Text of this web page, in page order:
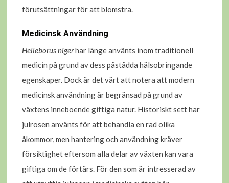
förutsättningar för att blomstra.
Medicinsk Användning
Helleborus nigerhar länge använts inom traditionell
medicin på grund av dess påstådda hälsobringande
egenskaper. Dock är det värt att notera att modern
medicinsk användning är begränsad på grund av
växtens inneboende giftiga natur. Historiskt sett har
julrosen använts för att behandla en rad olika
åkommor, men hantering och användning kräver
försiktighet eftersom alla delar av växten kan vara
giftiga om de förtärs. För den som är intresserad av